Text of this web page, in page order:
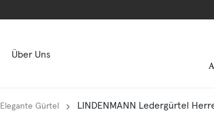
Über Uns
Elegante Gürtel LINDENMANN Ledergürtel